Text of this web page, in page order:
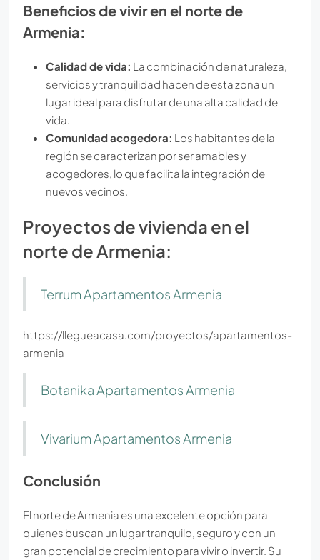
Beneficios de vivir en el norte de
Armenia:
Calidad de vida: La combinación de naturaleza,
servicios y tranquilidad hacen de esta zona un
lugar ideal para disfrutar de una alta calidad de
vida.
Comunidad acogedora: Los habitantes de la
región se caracterizan por ser amables y
acogedores, lo que facilita la integración de
nuevos vecinos.
Proyectos de vivienda en el
norte de Armenia:
Terrum Apartamentos Armenia
https://llegueacasa.com/proyectos/apartamentos-
armenia
Botanika Apartamentos Armenia
Vivarium Apartamentos Armenia
Conclusión
El norte de Armenia es una excelente opción para
quienes buscan un lugar tranquilo, seguro y con un
gran potencial de crecimiento para vivir o invertir. Su